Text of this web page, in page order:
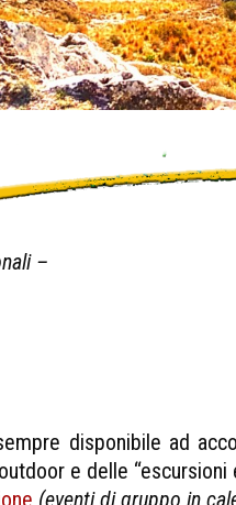
–
disponibile ad
e delle
(eventi di gruppo in